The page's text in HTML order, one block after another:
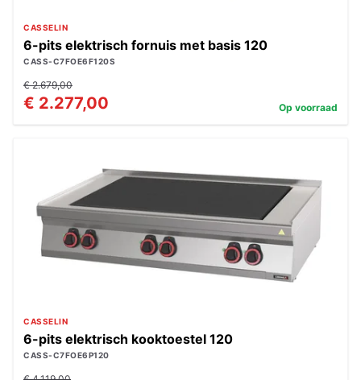
CASSELIN
6-pits elektrisch fornuis met basis 120
CASS-C7FOE6F120S
€ 2.679,00
€ 2.277,00 Op voorraad
CASSELIN
6-pits elektrisch kooktoestel 120
CASS-C7FOE6P120